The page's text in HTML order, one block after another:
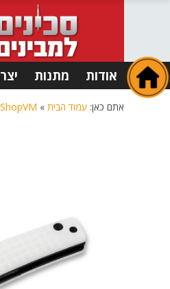
אודות מתנות
אתם כאן:עמוד הבית »
ShopVM